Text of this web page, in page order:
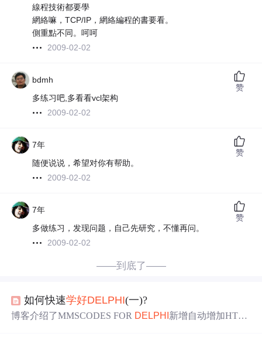
線程技術都要學
網絡嘛，TCP/IP，網絡編程的書要看。
側重點不同。呵呵
2009-02-02
bdmh
多练习吧,多看看vcl架构
2009-02-02
赞
7年
随便说说，希望对你有帮助。
2009-02-02
赞
7年
多做练习，发现问题，自己先研究，不懂再问。
2009-02-02
赞
——到底了——
如何快速学好DELPHI(一)?
博客介绍了MMSCODES FOR DELPHI 新增自动增加HTM